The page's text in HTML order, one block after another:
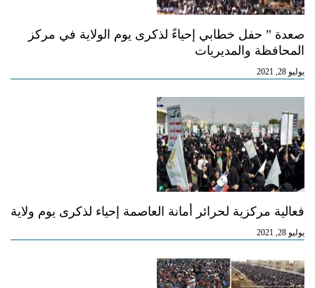
صعدة ” حفل خطابي إحياءً لذكرى يوم الولاية في مركز
المحافظة والمديريات
يوليو 28, 2021
فعالية مركزية لحرائر أمانة العاصمة إحياء لذكرى يوم ولاية
يوليو 28, 2021